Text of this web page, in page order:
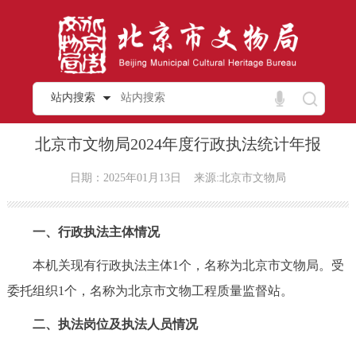
站内搜索
北京市文物局2024年度行政执法统计年报
日期：2025年01月13日 来源:北京市文物局
一、行政执法主体情况
本机关现有行政执法主体1个，名称为北京市文物局。受
委托组织1个，名称为北京市文物工程质量监督站。
二、执法岗位及执法人员情况